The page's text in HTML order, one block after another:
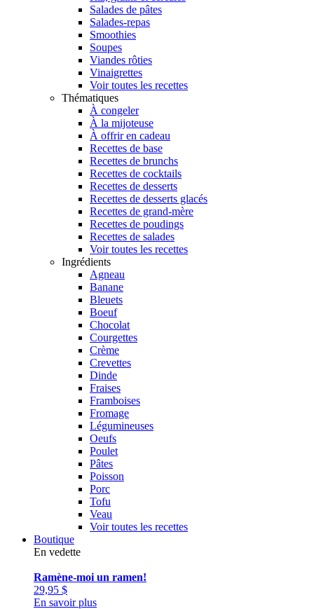
Salades de pâtes
Salades-repas
Smoothies
Soupes
Viandes rôties
Vinaigrettes
Voir toutes les recettes
Thématiques
À congeler
À la mijoteuse
À offrir en cadeau
Recettes de base
Recettes de brunchs
Recettes de cocktails
Recettes de desserts
Recettes de desserts glacés
Recettes de grand-mère
Recettes de poudings
Recettes de salades
Voir toutes les recettes
Ingrédients
Agneau
Banane
Bleuets
Boeuf
Chocolat
Courgettes
Crème
Crevettes
Dinde
Fraises
Framboises
Fromage
Légumineuses
Oeufs
Poulet
Pâtes
Poisson
Porc
Tofu
Veau
Voir toutes les recettes
Boutique
En vedette
Ramène-moi un ramen!
29,95 $
En savoir plus